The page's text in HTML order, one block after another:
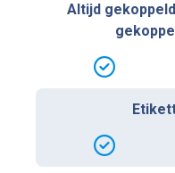
Altijd